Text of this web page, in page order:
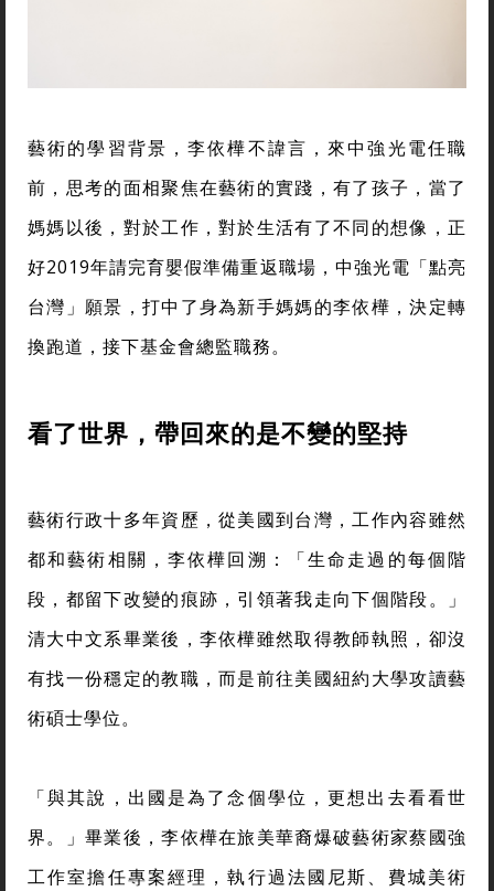
藝術的學習背景，李依樺不諱言，來中強光電任職
前，思考的面相聚焦在藝術的實踐，有了孩子，當了
媽媽以後，對於工作，對於生活有了不同的想像，正
好2019年請完育嬰假準備重返職場，中強光電「點亮
台灣」願景，打中了身為新手媽媽的李依樺，決定轉
換跑道，接下基金會總監職務。
看了世界，帶回來的是不變的堅持
藝術行政十多年資歷，從美國到台灣，工作內容雖然
都和藝術相關，李依樺回溯：「生命走過的每個階
段，都留下改變的痕跡，引領著我走向下個階段。」
清大中文系畢業後，李依樺雖然取得教師執照，卻沒
有找一份穩定的教職，而是前往美國紐約大學攻讀藝
術碩士學位。
「與其說，出國是為了念個學位，更想出去看看世
界。」畢業後，李依樺在旅美華裔爆破藝術家蔡國強
工作室擔任專案經理，執行過法國尼斯、費城美術